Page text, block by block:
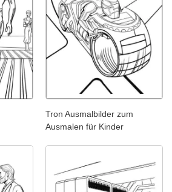
Tron Ausmalbilder zum
Ausmalen für Kinder